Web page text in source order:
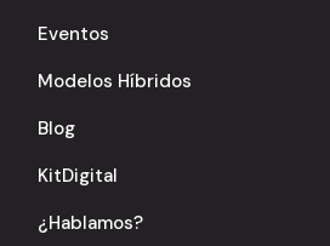
Eventos
Modelos Híbridos
Blog
KitDigital
¿Hablamos?